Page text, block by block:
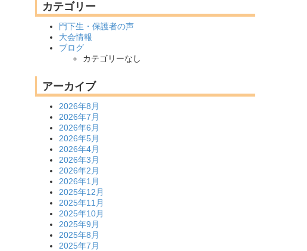
カテゴリー
門下生・保護者の声
大会情報
ブログ
カテゴリーなし
アーカイブ
2026年8月
2026年7月
2026年6月
2026年5月
2026年4月
2026年3月
2026年2月
2026年1月
2025年12月
2025年11月
2025年10月
2025年9月
2025年8月
2025年7月